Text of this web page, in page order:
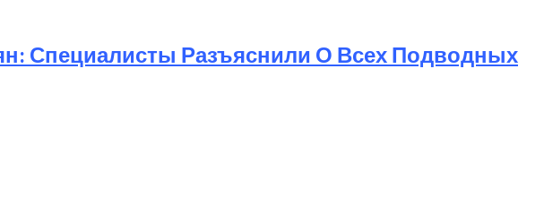
Специалисты Разъяснили О Всех Подводных